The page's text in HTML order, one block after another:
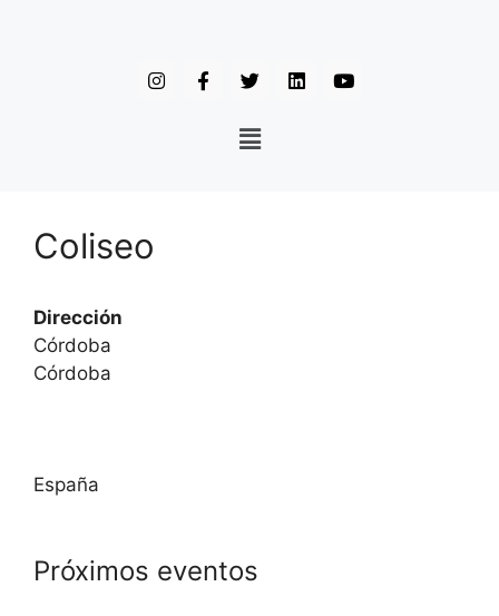
Coliseo
Dirección
Córdoba
Córdoba
España
Próximos eventos